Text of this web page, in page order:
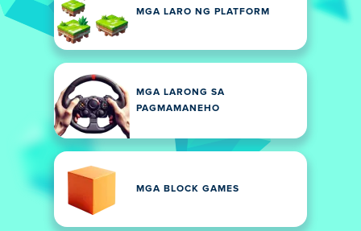
MGA LARO NG PLATFORM
MGA LARONG SA
PAGMAMANEHO
MGA BLOCK GAMES